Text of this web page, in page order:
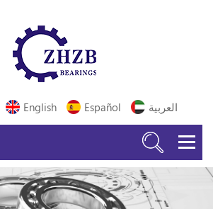
English Español العربية